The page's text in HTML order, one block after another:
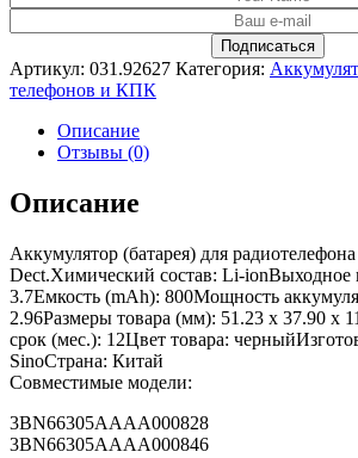
Артикул: 031.92627 Категория:
телефонов и КПК
Описание
Отзывы (0)
Описание
Аккумулятор (батарея) для
Dect.Химический состав: Li-ionВыходное
3.7Емкость (mAh): 800Мощность
2.96Размеры товара (мм): 51.23 x 37.90 x
срок (мес.): 12Цвет товара:
SinoСтрана: Китай
Совместимые модели:
3BN66305AAAA000828
3BN66305AAAA000846